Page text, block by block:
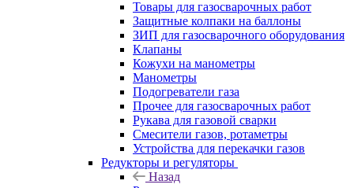
Товары для газосварочных работ
Защитные колпаки на баллоны
ЗИП для газосварочного оборудования
Клапаны
Кожухи на манометры
Манометры
Подогреватели газа
Прочее для газосварочных работ
Рукава для газовой сварки
Смесители газов, ротаметры
Устройства для перекачки газов
Редукторы и регуляторы
Назад